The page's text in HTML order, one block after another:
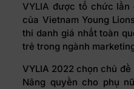
VYLIA được tổ chức lần
của Vietnam Young
thi danh giá nhất toàn
trẻ trong ngành
VYLIA 2022 chọn chủ đề
Nâng quyền cho phụ